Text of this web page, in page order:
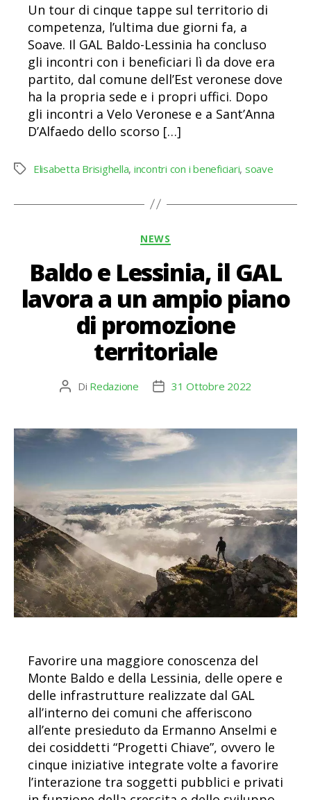
Un tour di cinque tappe sul territorio di
competenza, l’ultima due giorni fa, a
Soave. Il GAL Baldo-Lessinia ha concluso
gli incontri con i beneficiari lì da dove era
partito, dal comune dell’Est veronese dove
ha la propria sede e i propri uffici. Dopo
gli incontri a Velo Veronese e a Sant’Anna
D’Alfaedo dello scorso […]
Tag Elisabetta Brisighella, incontri con i beneficiari, soave
Categorie
NEWS
Baldo e Lessinia, il GAL
lavora a un ampio piano
di promozione
territoriale
Autore
Di Redazione
Data31 Ottobre 2022
Favorire una maggiore conoscenza del
Monte Baldo e della Lessinia, delle opere e
delle infrastrutture realizzate dal GAL
all’interno dei comuni che afferiscono
all’ente presieduto da Ermanno Anselmi e
dei cosiddetti “Progetti Chiave”, ovvero le
cinque iniziative integrate volte a favorire
l’interazione tra soggetti pubblici e privati